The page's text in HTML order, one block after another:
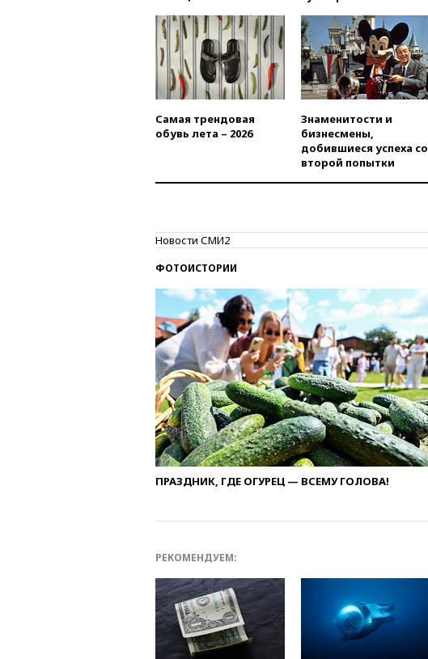
Самая трендовая
обувь лета – 2026
Знаменитости и
бизнесмены,
добившиеся успеха со
второй попытки
Новости СМИ2
ФОТОИСТОРИИ
ПРАЗДНИК, ГДЕ ОГУРЕЦ — ВСЕМУ ГОЛОВА!
РЕКОМЕНДУЕМ: